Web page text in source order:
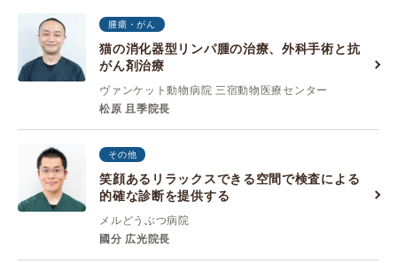
腫瘍・がん
猫の消化器型リンパ腫の治療、外科手術と抗
がん剤治療
ヴァンケット動物病院 三宿動物医療センター
松原 且季院長
その他
笑顔あるリラックスできる空間で検査による
的確な診断を提供する
メルどうぶつ病院
國分 広光院長